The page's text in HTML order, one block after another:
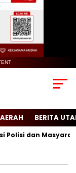
BERITA
dan Masyarakat